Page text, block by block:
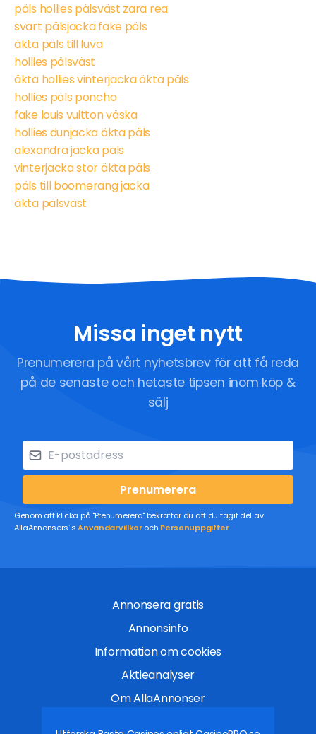
päls hollies pälsväst zara rea
svart pälsjacka fake päls
äkta päls till luva
hollies pälsväst
äkta hollies vinterjacka äkta päls
hollies päls poncho
fake louis vuitton väska
hollies dunjacka äkta päls
alexandra jacka päls
vinterjacka stor äkta päls
päls till boomerang jacka
äkta pälsväst
Missa inget nytt
Prenumerera på vårt nyhetsbrev för att få reda
på de senaste och hetaste tipsen inom köp &
sälj
Prenumerera
Genom att klicka på "Prenumerera" bekräftar du att du tagit del av
AllaAnnonsers´sAnvändarvillkoroch Personuppgifter
Annonsera gratis
Annonsinfo
Information om cookies
Aktieanalyser
Om AllaAnnonser